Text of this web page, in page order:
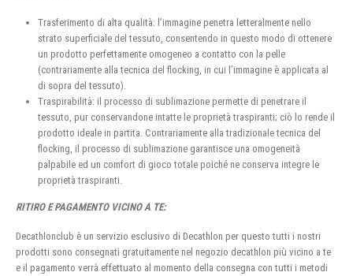
Trasferimento di alta qualità: l’immagine penetra letteralmente nello
strato superficiale del tessuto, consentendo in questo modo di ottenere
un prodotto perfettamente omogeneo a contatto con la pelle
(contrariamente alla tecnica del flocking, in cui l’immagine è applicata al
di sopra del tessuto).
Traspirabilità: il processo di sublimazione permette di penetrare il
tessuto, pur conservandone intatte le proprietà traspiranti; ciò lo rende il
prodotto ideale in partita. Contrariamente alla tradizionale tecnica del
flocking, il processo di sublimazione garantisce una omogeneità
palpabile ed un comfort di gioco totale poiché ne conserva integre le
proprietà traspiranti.
RITIRO E PAGAMENTO VICINO A TE:
Decathlonclub è un servizio esclusivo di Decathlon per questo tutti i nostri
prodotti sono consegnati gratuitamente nel negozio decathlon più vicino a te
e il pagamento verrà effettuato al momento della consegna con tutti i metodi